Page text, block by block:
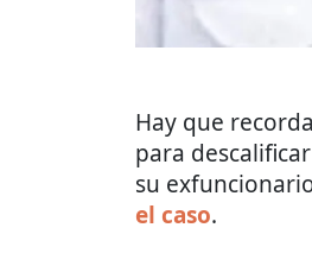
Hay que
para
su
el caso.